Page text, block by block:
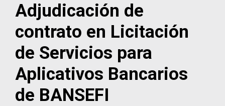
Adjudicación de
contrato en Licitación
de Servicios para
Aplicativos Bancarios
de BANSEFI